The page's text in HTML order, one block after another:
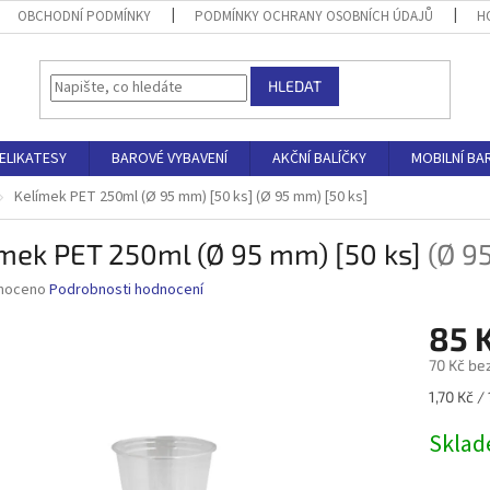
OBCHODNÍ PODMÍNKY PODMÍNKY OCHRANY OSOBNÍCH ÚDAJŮ
HLEDAT
BAROVÉ VYBAVENÍ AKČNÍ BALÍČKY MOBILNÍ
Kelímek PET 250ml (Ø 95 mm) [50 ks] (Ø 95 mm) [50 ks]
PET 250ml (Ø 95 mm) [50 ks] (Ø
Podrobnosti hodnocení
85
70 Kč
Měrná
1,70 Kč /